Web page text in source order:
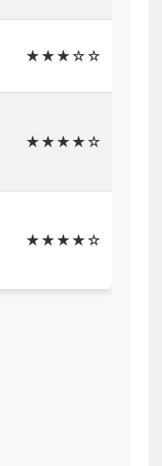
★★★☆☆
★★★★☆
★★★★☆